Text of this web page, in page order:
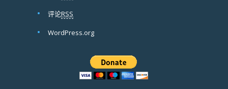
评论RSS
WordPress.org